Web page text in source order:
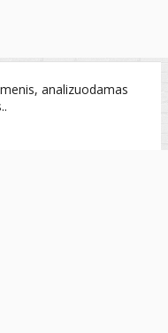
analizuodamas